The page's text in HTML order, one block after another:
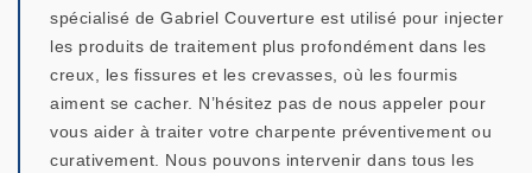
spécialisé de Gabriel Couverture est utilisé pour injecter
les produits de traitement plus profondément dans les
creux, les fissures et les crevasses, où les fourmis
aiment se cacher. N’hésitez pas de nous appeler pour
vous aider à traiter votre charpente préventivement ou
curativement. Nous pouvons intervenir dans tous les